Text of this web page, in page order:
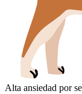
Alta ansiedad por